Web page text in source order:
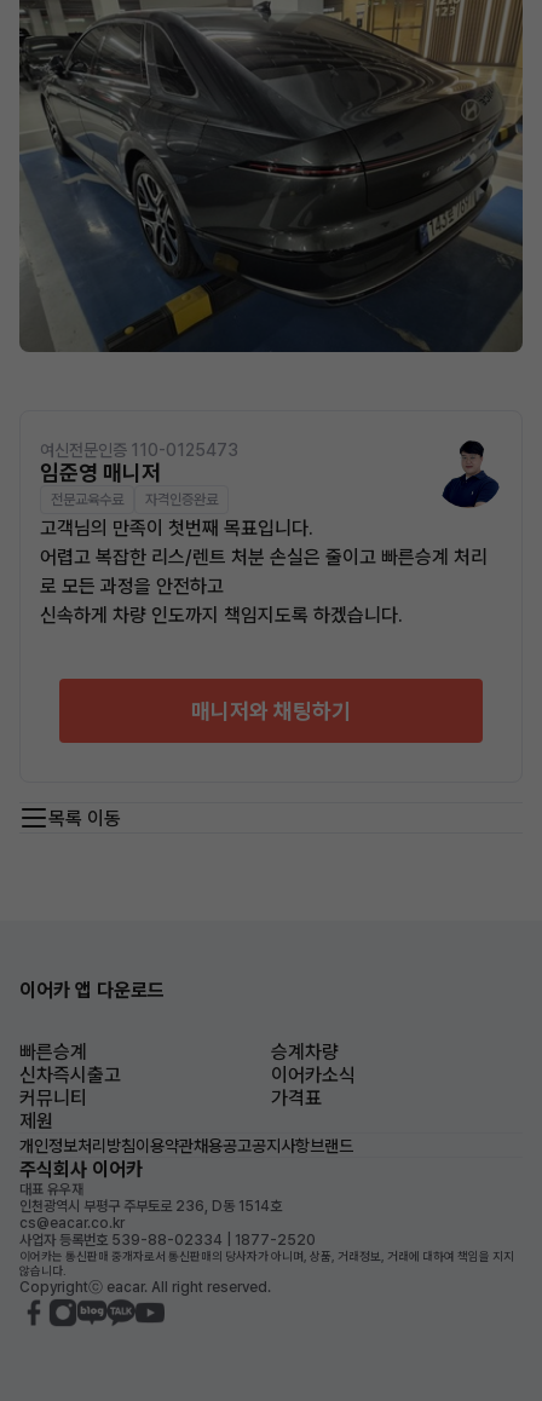
여신전문인증 110-0125473
임준영 매니저
전문교육수료 자격인증완료
고객님의 만족이 첫번째 목표입니다.
어렵고 복잡한 리스/렌트 처분 손실은 줄이고 빠른승계 처리
로 모든 과정을 안전하고
신속하게 차량 인도까지 책임지도록 하겠습니다.
매니저와 채팅하기
목록 이동
이어카 앱 다운로드
빠른승계
승계차량
신차즉시출고
이어카소식
커뮤니티
가격표
제원
개인정보처리방침이용약관채용공고공지사항브랜드
주식회사 이어카
대표 유우재
인천광역시 부평구 주부토로 236, D동 1514호
cs@eacar.co.kr
사업자 등록번호 539-88-02334 | 1877-2520
이어카는 통신판매 중개자로서 통신판매의 당사자가 아니며, 상품, 거래정보, 거래에 대하여 책임을 지지
않습니다.
Copyrightⓒ eacar. All right reserved.